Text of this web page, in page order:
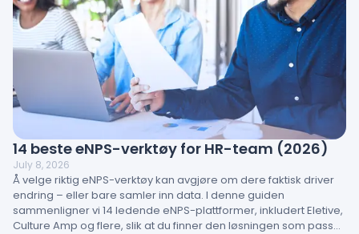
14 beste eNPS-verktøy for HR-team (2026)
July 8, 2026
Å velge riktig eNPS-verktøy kan avgjøre om dere faktisk driver
endring – eller bare samler inn data. I denne guiden
sammenligner vi 14 ledende eNPS-plattformer, inkludert Eletive,
Culture Amp og flere, slik at du finner den løsningen som passer